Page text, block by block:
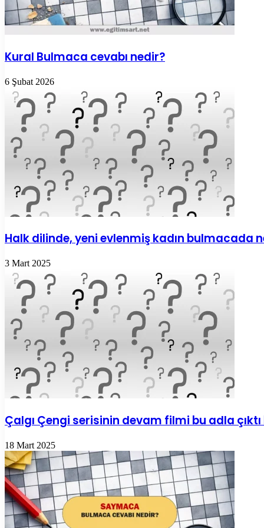
Kural Bulmaca cevabı nedir?
6 Şubat 2026
Halk dilinde, yeni evlenmiş kadın bulmacada
3 Mart 2025
Çalgı Çengi serisinin devam filmi bu adla
18 Mart 2025